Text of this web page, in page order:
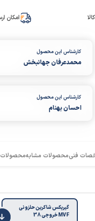
امکان
کارشناس این محصول
محمدعرفان جهانبخش
کارشناس این محصول
احسان بهنام
فنیمحصولات مشابهمحصولات
گیربکس شاکرین حلزونی
MVF خروجی 38